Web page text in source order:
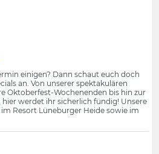
einigen? Dann schaut euch doch
an. Von unserer spektakulären
Oktoberfest-Wochenenden bis hin zur
werdet ihr sicherlich fündig! Unsere
im Resort Lüneburger Heide sowie im